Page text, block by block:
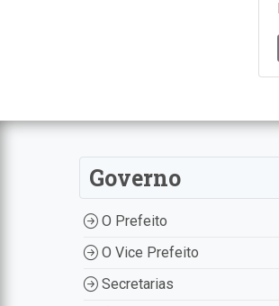
Governo
O Prefeito
O Vice Prefeito
Secretarias